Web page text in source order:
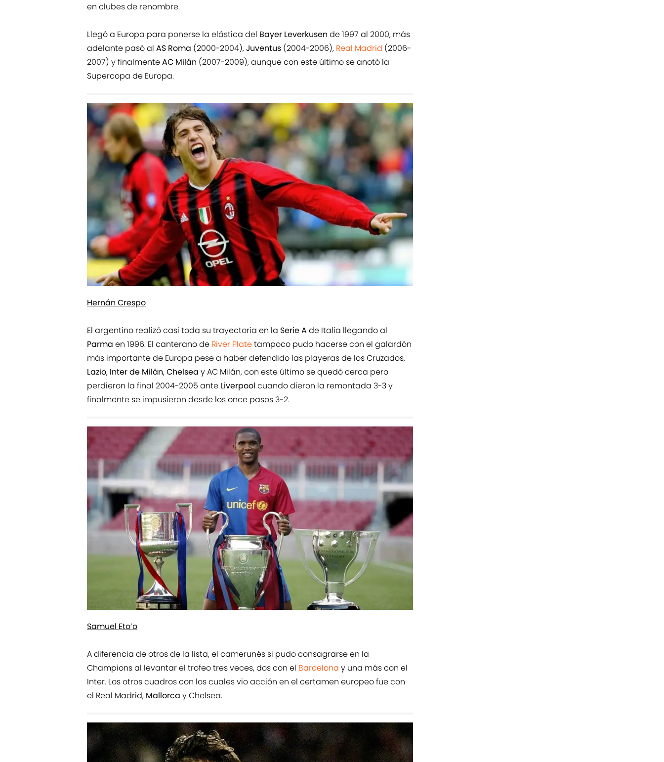
en clubes de renombre.
Llegó a Europa para ponerse la elástica del Bayer Leverkusen de 1997 al 2000, más
adelante pasó al AS Roma (2000-2004),Juventus (2004-2006), Real Madrid (2006-
2007) y finalmenteAC Milán (2007-2009), aunque con este último se anotó la
Supercopa de Europa.
Hernán Crespo
El argentino realizó casi toda su trayectoria en la Serie A de Italia llegando al
Parma en 1996. El canterano de River Platetampoco pudo hacerse con el galardón
más importante de Europa pese a haber defendido las playeras de los Cruzados,
Lazio, Inter de Milán,Chelsea y AC Milán, con este último se quedó cerca pero
perdieron la final 2004-2005 ante Liverpool cuando dieron la remontada 3-3 y
finalmente se impusieron desde los once pasos 3-2.
Samuel Eto’o
A diferencia de otros de la lista, el camerunés si pudo consagrarse en la
Champions al levantar el trofeo tres veces, dos con el Barcelona y una más con el
Inter. Los otros cuadros con los cuales vio acción en el certamen europeo fue con
el Real Madrid, Mallorca y Chelsea.